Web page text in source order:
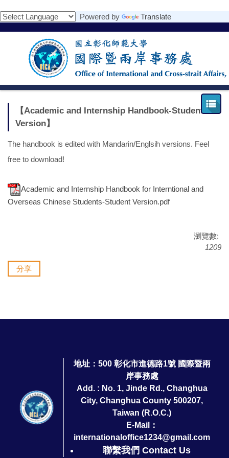
到
主
Powered by Translate
【Academic and Internship Handbook-Student
Version】
The handbook is edited with Mandarin/Englsih versions. Feel
free to download!
Academic and Internship Handbook for Interntional and
Overseas Chinese Students-Student Version.pdf
瀏覽數:
1209
分享
地址：500 彰化市進德路1號 國際暨兩
岸事務處
Add. : No. 1, Jinde Rd., Changhua
City, Changhua County 500207,
Taiwan (R.O.C.)
E-Mail：
internationaloffice1234@gmail.com
聯繫我們 Contact Us